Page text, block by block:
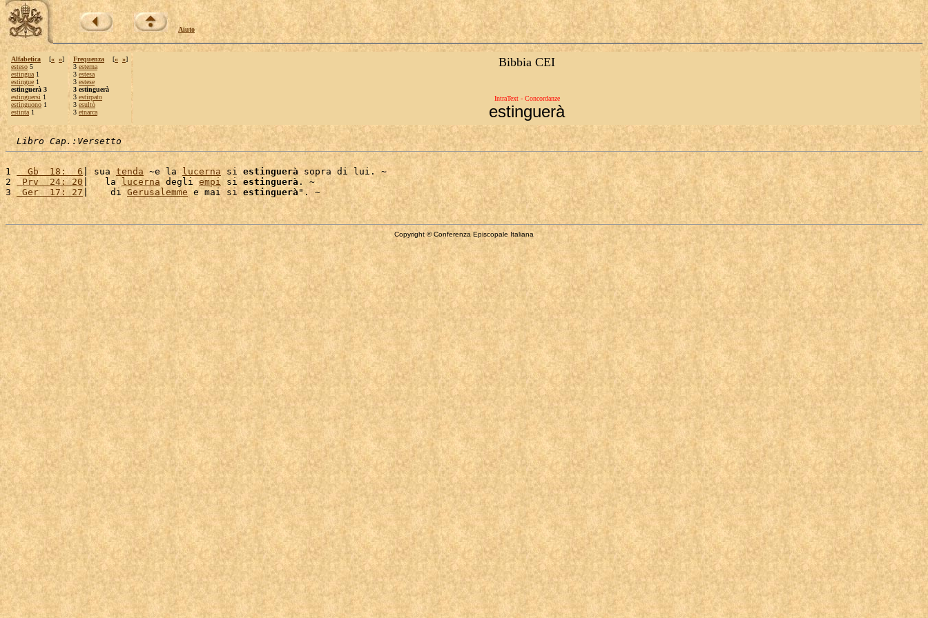
Aiuto
Alfabetica [« »]
esteso 5
estingua 1
estingue 1
estinguerà 3
estinguersi 1
estinguono 1
estinta 1
Frequenza [« »]
3 esterna
3 estesa
3 estese
3 estinguerà
3 estirpato
3 esultò
3 etnarca
Bibbia CEI
IntraText - Concordanze
estinguerà
Libro Cap.:Versetto
1
  Gb  18:  6
| sua tenda ~e la lucerna si estinguerà sopra di lui. ~
2
Prv  24: 20 |   la lucerna degli empi si estinguerà . ~
3 Ger  17: 27 |    di Gerusalemme e mai si estinguerà
Copyright © Conferenza Episcopale Italiana